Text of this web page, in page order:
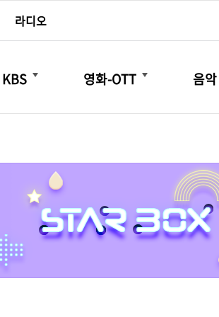
라디오
KBS
더보기
영화-OTT
더보기
음악
더보기